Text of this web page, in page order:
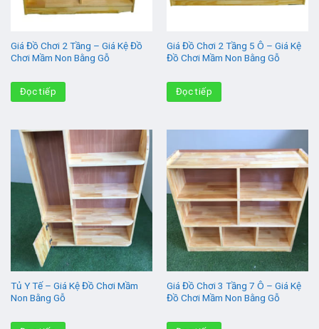
Giá Đồ Chơi 2 Tầng – Giá Kệ Đồ
Chơi Mầm Non Bằng Gỗ
Đọc tiếp
Giá Đồ Chơi 2 Tầng 5 Ô – Giá Kệ
Đồ Chơi Mầm Non Bằng Gỗ
Đọc tiếp
Tủ Y Tế – Giá Kệ Đồ Chơi Mầm
Non Bằng Gỗ
Giá Đồ Chơi 3 Tầng 7 Ô – Giá Kệ
Đồ Chơi Mầm Non Bằng Gỗ